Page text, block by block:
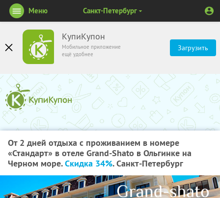
КупиКупон
Мобильное приложение
ещё удобнее
Загрузить
Меню Санкт-Петербург
От 2 дней отдыха с проживанием в номере
«Стандарт» в отеле Grand-Shato в Ольгинке на
Черном море.Скидка 34%. Санкт-Петербург